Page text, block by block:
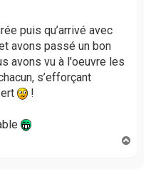
puis qu’arrivé avec
avons passé un bon
avons vu à l'oeuvre les
s’efforçant
!